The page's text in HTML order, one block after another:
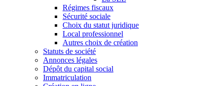
Régimes fiscaux
Sécurité sociale
Choix du statut juridique
Local professionnel
Autres choix de création
Statuts de société
Annonces légales
Dépôt du capital social
Immatriculation